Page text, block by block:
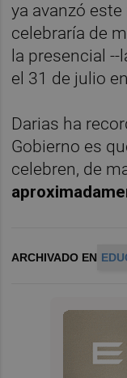
ya avanzó
celebraría de
la presencial
el 31 de julio
Darias ha
Gobierno es
celebren, de
ARCHIVADO EN